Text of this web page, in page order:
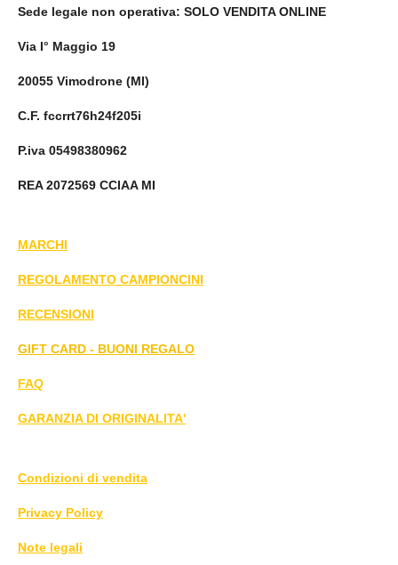
Sede legale non operativa: SOLO VENDITA ONLINE
Via I° Maggio 19
20055 Vimodrone (MI)
C.F. fccrrt76h24f205i
P.iva 05498380962
REA 2072569 CCIAA MI
MARCHI
REGOLAMENTO CAMPIONCINI
RECENSIONI
GIFT CARD - BUONI REGALO
FAQ
GARANZIA DI ORIGINALITA'
Condizioni di vendita
Privacy Policy
Note legali